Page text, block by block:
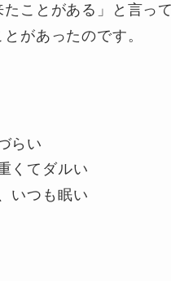
ことがある」と言っ
があったのです。
らい
くてダルい
いつも眠い